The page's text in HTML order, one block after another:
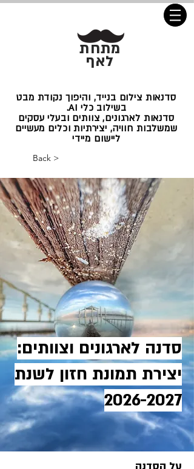
מתחת
לאף
סדנאות צילום בנייד, והיפוך נקודת מבט
בשילוב כלי AI.
סדנאות לארגונים, צוותים ובעלי עסקים
שמשלבות חוויה, יצירתיות וכלים מעשיים
ליישום מיידי
< Back
סדנה לארגונים וצוותים:
יצירת תמונת חזון לשנת
2026-2027